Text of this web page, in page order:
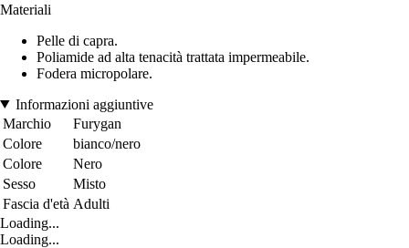
Materiali
Pelle di capra.
Poliamide ad alta tenacità trattata impermeabile.
Fodera micropolare.
Informazioni aggiuntive
Marchio
Furygan
Colore
bianco/nero
Colore
Nero
Sesso
Misto
Fascia d'età Adulti
Loading...
Loading...